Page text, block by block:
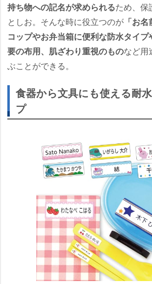
持ち物への記名が求められるため、保
としお。そんな時に役立つのが 「お
コップやお弁当箱に便利な防水タイ
要の布用、肌ざわり重視のものなど用
ぶことができる。
食器から文具にも使える耐
プ